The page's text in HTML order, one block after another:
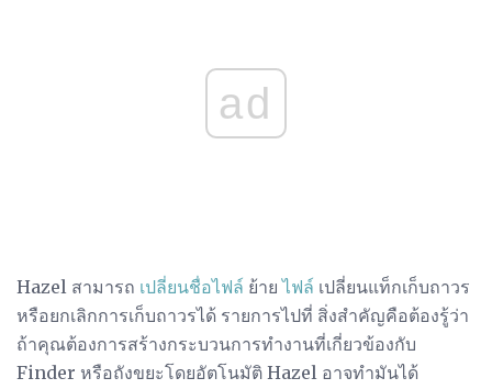
ad
Hazel สามารถ เปลี่ยนชื่อไฟล์ ย้ายไฟล์ เปลี่ยนแท็กเก็บถาวร
หรือยกเลิกการเก็บถาวรได้ รายการไปที่ สิ่งสำคัญคือต้องรู้ว่า
ถ้าคุณต้องการสร้างกระบวนการทำงานที่เกี่ยวข้องกับ
Finder หรือถังขยะโดยอัตโนมัติ Hazel อาจทำมันได้